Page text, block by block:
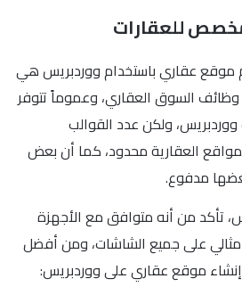
مخصص للعقارات
موقع عقاري باستخدام ووردبريس هي
وظائف السوق العقاري، وعموماً تتوفر
ولكن عدد القوالب
العقارية محدود، كما أن بعض
مدفوع.
تأكد من أنه متوافق مع الأجهزة
على جميع الشاشات، ومن أفضل
موقع عقاري على ووردبريس: